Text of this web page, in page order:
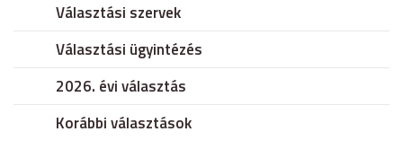
Választási szervek
Választási ügyintézés
2026. évi választás
Korábbi választások